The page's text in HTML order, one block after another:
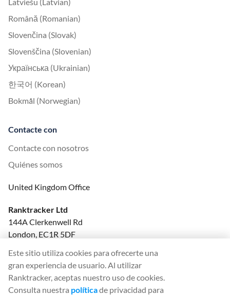
Română (Romanian)
Slovenčina (Slovak)
Slovenščina (Slovenian)
Українська (Ukrainian)
한국어 (Korean)
Bokmål (Norwegian)
Contacte con
Contacte con nosotros
Quiénes somos
United Kingdom Office
Ranktracker Ltd
144A Clerkenwell Rd
London, EC1R 5DF
felix@ranktracker.com
Este sitio utiliza cookies para ofrecerte una
gran experiencia de usuario. Al utilizar
Ranktracker, aceptas nuestro uso de cookies.
Consulta nuestra políticade privacidad para